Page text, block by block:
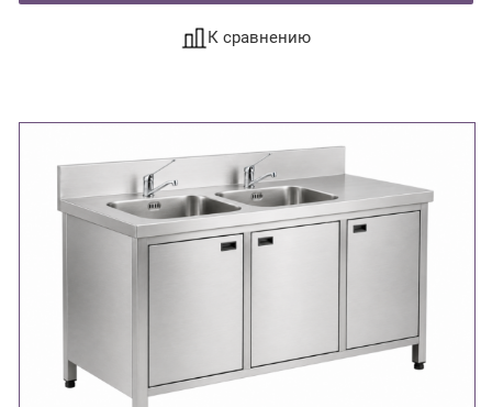
К сравнению